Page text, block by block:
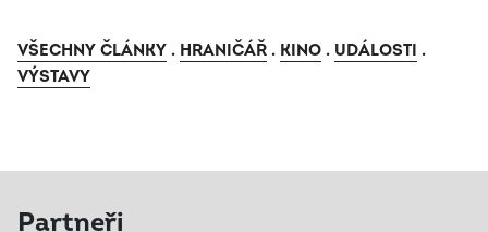
VŠECHNY ČLÁNKY . HRANIČÁŘ . KINO . UDÁLOSTI .
VÝSTAVY
Partneři